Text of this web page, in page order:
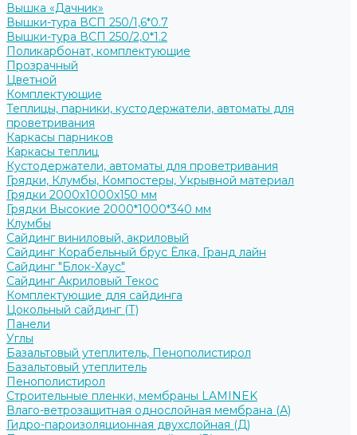
Вышка «Дачник»
Вышки-тура ВСП 250/1,6*0.7
Вышки-тура ВСП 250/2,0*1.2
Поликарбонат, комплектующие
Прозрачный
Цветной
Комплектующие
Теплицы, парники, кустодержатели, автоматы для
проветривания
Каркасы парников
Каркасы теплиц
Кустодержатели, автоматы для проветривания
Грядки, Клумбы, Компостеры, Укрывной материал
Грядки 2000х1000х150 мм
Грядки Высокие 2000*1000*340 мм
Клумбы
Сайдинг виниловый, акриловый
Сайдинг Корабельный брус Ёлка, Гранд лайн
Сайдинг "Блок-Хаус"
Сайдинг Акриловый Текос
Комплектующие для сайдинга
Цокольный сайдинг (Т)
Панели
Углы
Базальтовый утеплитель, Пенополистирол
Базальтовый утеплитель
Пенополистирол
Строительные пленки, мембраны LAMINEK
Влаго-ветрозащитная однослойная мембрана (А)
Гидро-пароизоляционная двухслойная (Д)